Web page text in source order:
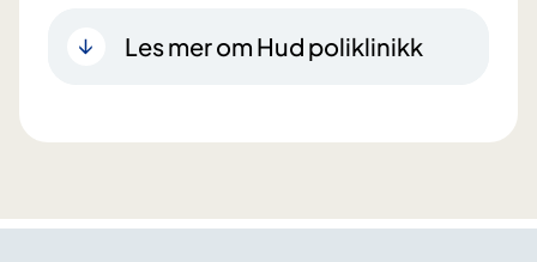
Les mer om Hud poliklinikk